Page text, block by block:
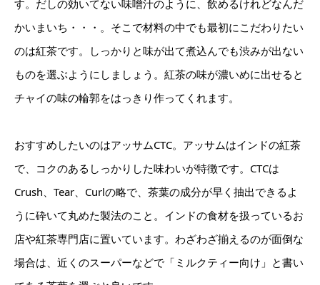
す。だしの効いてない味噌汁のように、飲めるけれどなんだ
かいまいち・・・。そこで材料の中でも最初にこだわりたい
のは紅茶です。しっかりと味が出て煮込んでも渋みが出ない
ものを選ぶようにしましょう。紅茶の味が濃いめに出せると
チャイの味の輪郭をはっきり作ってくれます。
おすすめしたいのはアッサムCTC。アッサムはインドの紅茶
で、コクのあるしっかりした味わいが特徴です。CTCは
Crush、Tear、Curlの略で、茶葉の成分が早く抽出できるよ
うに砕いて丸めた製法のこと。インドの食材を扱っているお
店や紅茶専門店に置いています。わざわざ揃えるのが面倒な
場合は、近くのスーパーなどで「ミルクティー向け」と書い